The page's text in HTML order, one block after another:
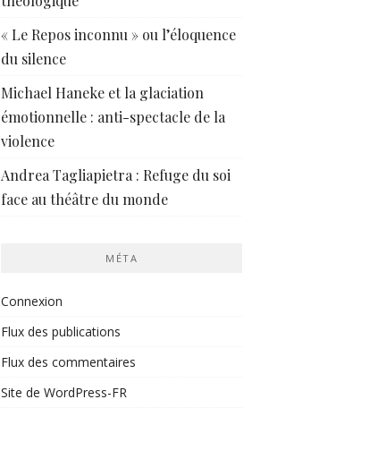
« Le Repos inconnu » ou l’éloquence
du silence
Michael Haneke et la glaciation
émotionnelle : anti-spectacle de la
violence
Andrea Tagliapietra : Refuge du soi
face au théâtre du monde
MÉTA
Connexion
Flux des publications
Flux des commentaires
Site de WordPress-FR